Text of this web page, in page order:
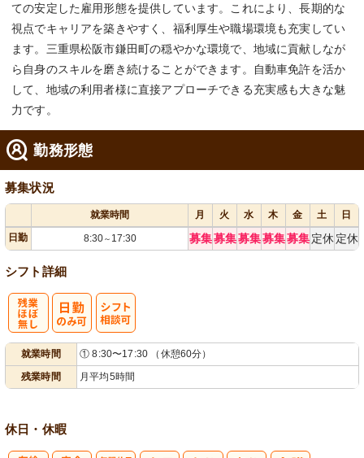
ての安定した雇用形態を提供しています。これにより、長期的な
視点でキャリアを築きやすく、福利厚生や職場環境も充実してい
ます。三重県松阪市鎌田町の穏やかな環境で、地域に貢献しなが
ら自身のスキルを磨き続けることができます。自動車免許を活か
して、地域の利用者様に直接アプローチできる充実感も大きな魅
力です。
勤務形態
募集状況
就業時間 月 火 水 木 金 土
日
日勤
8:30～ 17:30 募集募集募集募集募集 定休 定休
シフト詳細
就業時間
① 8:30〜17:30 （休憩60分）
残業時間
月平均5時間
休日・休暇